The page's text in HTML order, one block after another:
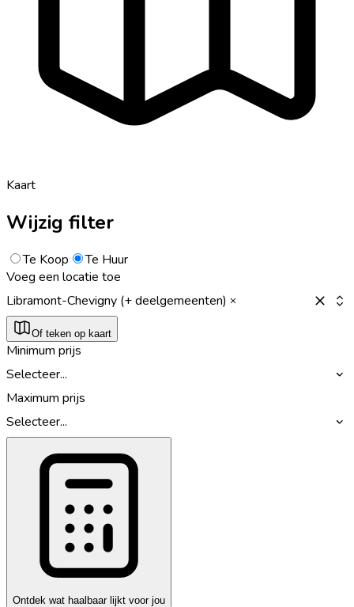
Kaart
Wijzig filter
Te Koop
Te Huur
Voeg een locatie toe
Libramont-Chevigny (+ deelgemeenten)
Of teken op kaart
Minimum prijs
Selecteer...
Maximum prijs
Selecteer...
Ontdek wat haalbaar lijkt voor jou